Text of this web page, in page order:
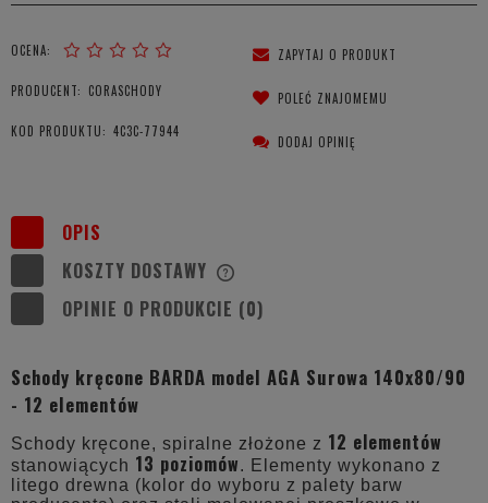
OCENA:
PRODUCENT: CORASCHODY
KOD PRODUKTU: 4C3C-77944
ZAPYTAJ O PRODUKT
POLEĆ ZNAJOMEMU
DODAJ OPINIĘ
OPIS
KOSZTY DOSTAWY
KOSZTÓW PŁATNOŚCI
OPINIE O PRODUKCIE (0)
Schody kręcone BARDA model AGA Surowa 140x80/90
- 12 elementów
Schody kręcone, spiralne złożone z 12 elementów
stanowiących 13 poziomów. Elementy wykonano z
litego drewna (kolor do wyboru z palety barw